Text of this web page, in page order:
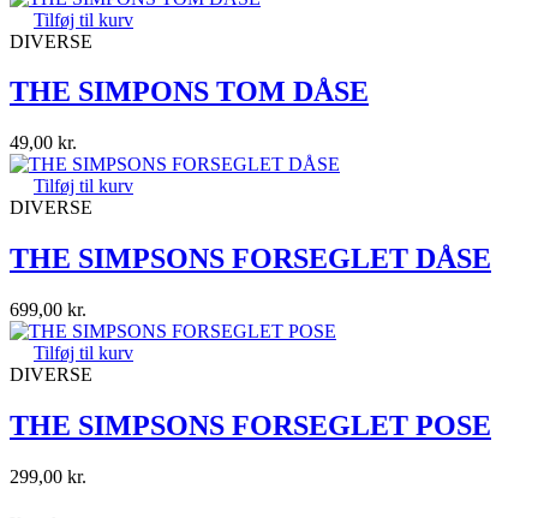
Tilføj til kurv
DIVERSE
THE SIMPONS TOM DÅSE
49,00 kr.
Tilføj til kurv
DIVERSE
THE SIMPSONS FORSEGLET DÅSE
699,00 kr.
Tilføj til kurv
DIVERSE
THE SIMPSONS FORSEGLET POSE
299,00 kr.